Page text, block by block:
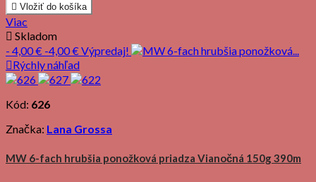
 Vložiť do košíka
Viac
 Skladom
- 4,00 € -4,00 €Výpredaj!
Rýchly náhľad
Kód: 626
Značka: Lana Grossa
MW 6-fach hrubšia ponožková priadza Vianočná 150g 390m